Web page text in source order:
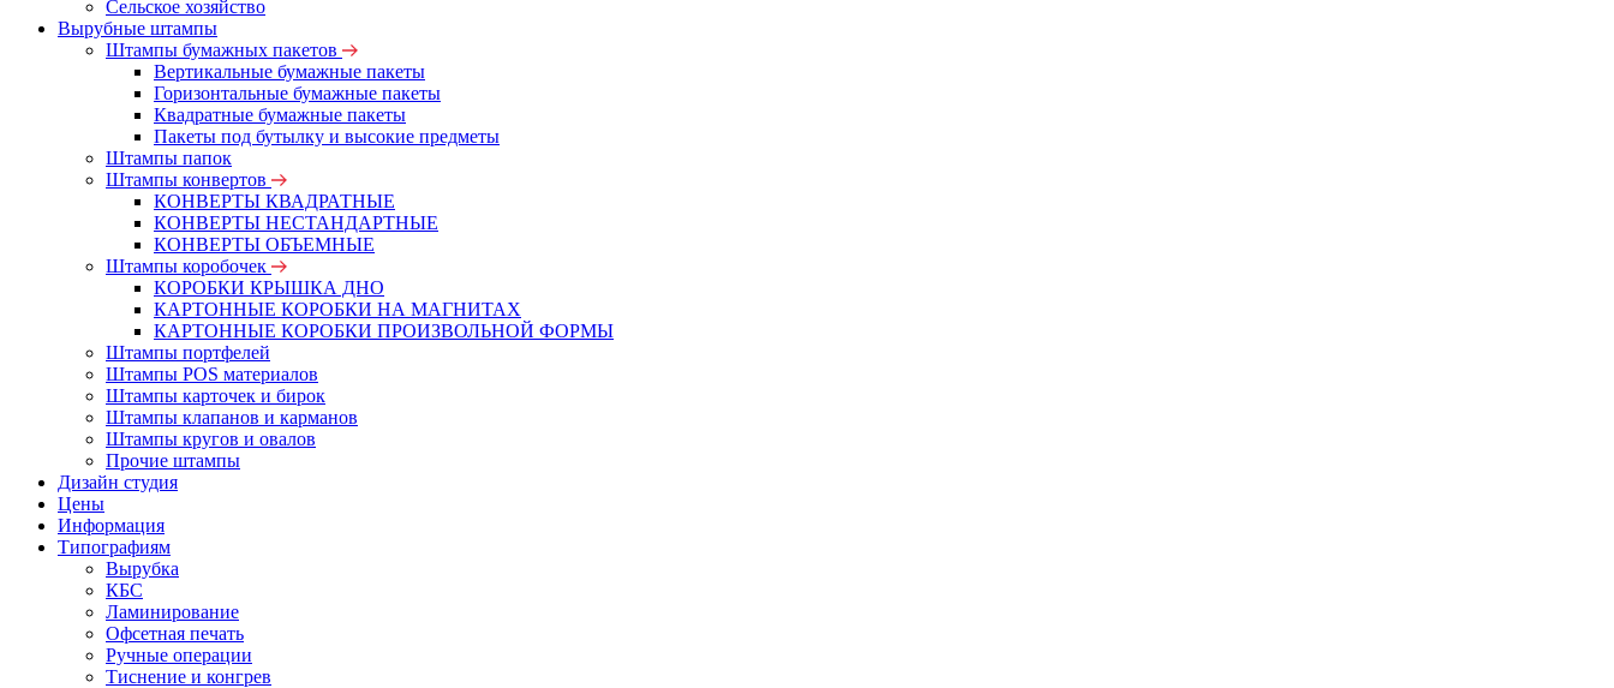
Сельское хозяйство
Вырубные штампы
Штампы бумажных пакетов
Вертикальные бумажные пакеты
Горизонтальные бумажные пакеты
Квадратные бумажные пакеты
Пакеты под бутылку и высокие предметы
Штампы папок
Штампы конвертов
КОНВЕРТЫ КВАДРАТНЫЕ
КОНВЕРТЫ НЕСТАНДАРТНЫЕ
КОНВЕРТЫ ОБЪЕМНЫЕ
Штампы коробочек
КОРОБКИ КРЫШКА ДНО
КАРТОННЫЕ КОРОБКИ НА МАГНИТАХ
КАРТОННЫЕ КОРОБКИ ПРОИЗВОЛЬНОЙ ФОРМЫ
Штампы портфелей
Штампы POS материалов
Штампы карточек и бирок
Штампы клапанов и карманов
Штампы кругов и овалов
Прочие штампы
Дизайн студия
Цены
Информация
Типографиям
Вырубка
КБС
Ламинирование
Офсетная печать
Ручные операции
Тиснение и конгрев